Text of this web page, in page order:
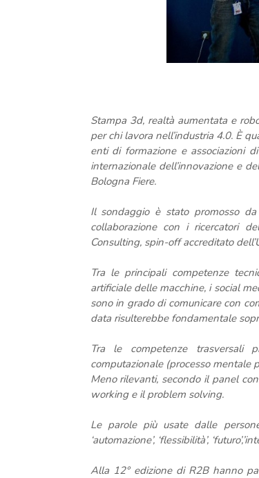
Stampa 3d, realtà aumentata e
per chi lavora nell’industria 4.0. È
enti di formazione e associazioni
internazionale dell’innovazione e
Bologna Fiere.
Il sondaggio è stato promosso
collaborazione con i ricercatori
Consulting, spin-off accreditato
Tra le principali competenze
artificiale delle macchine, i social
sono in grado di comunicare con
data risulterebbe fondamentale
Tra le competenze trasversali
computazionale (processo mentale
Meno rilevanti, secondo il panel
working e il problem solving.
Le parole più usate dalle
‘automazione’, ‘flessibilità’,
Alla 12° edizione di R2B hanno